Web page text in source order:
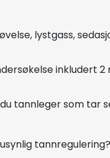
lystgass,
inkludert
som tar